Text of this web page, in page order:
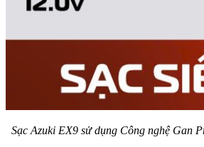
Sạc Azuki EX9 sử dụng Công nghệ Gan